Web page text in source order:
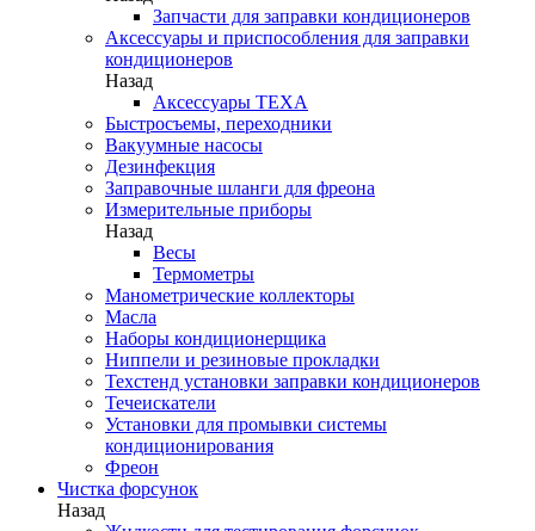
Запчасти для заправки кондиционеров
Аксессуары и приспособления для заправки
кондиционеров
Назад
Аксессуары TEXA
Быстросъемы, переходники
Вакуумные насосы
Дезинфекция
Заправочные шланги для фреона
Измерительные приборы
Назад
Весы
Термометры
Манометрические коллекторы
Масла
Наборы кондиционерщика
Ниппели и резиновые прокладки
Техстенд установки заправки кондиционеров
Течеискатели
Установки для промывки системы
кондиционирования
Фреон
Чистка форсунок
Назад